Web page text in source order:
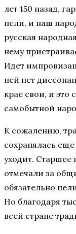
лет 150 назад,
пели, и наш
русская
нему
Идет
ней нет
крае свои, и это
самобытной
К сожалению,
сохранялась
уходит. Старшее
отмечали за
обязательно
Но благодаря
всей стране